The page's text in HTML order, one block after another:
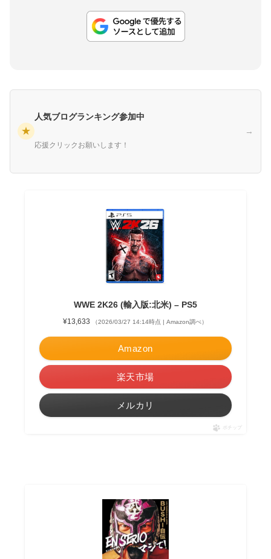
★
人気ブログランキング参加中
応援クリックお願いします！
→
WWE 2K26 (輸入版:北米) – PS5
¥13,633 （2026/03/27 14:14時点 | Amazon調べ）
Amazon
楽天市場
メルカリ
ポチップ